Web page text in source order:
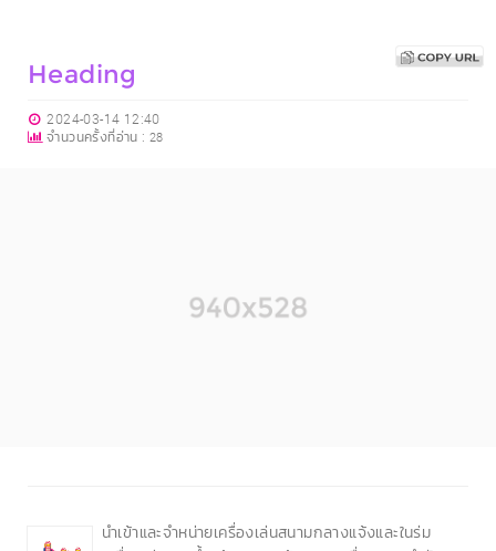
Heading
2024-03-14 12:40
จำนวนครั้งที่อ่าน : 28
นำเข้าและจำหน่ายเครื่องเล่นสนามกลางแจ้งและในร่ม